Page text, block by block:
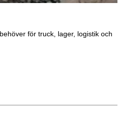
för truck, lager, logistik och